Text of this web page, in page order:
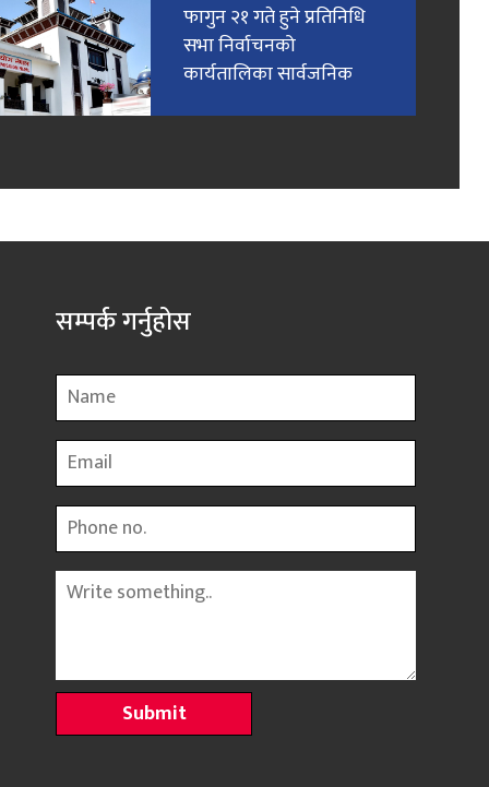
फागुन २१ गते हुने प्रतिनिधि
सभा निर्वाचनको
कार्यतालिका सार्वजनिक
सम्पर्क गर्नुहोस
Name
Email
Phone
Message